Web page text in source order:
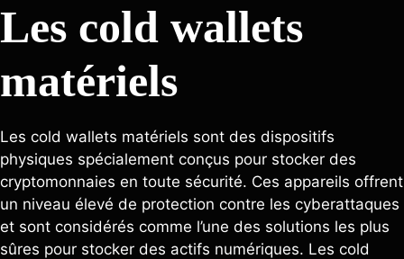
Les cold wallets
matériels
Les cold wallets matériels sont des dispositifs
physiques spécialement conçus pour stocker des
cryptomonnaies en toute sécurité. Ces appareils offrent
un niveau élevé de protection contre les cyberattaques
et sont considérés comme l’une des solutions les plus
sûres pour stocker des actifs numériques. Les cold